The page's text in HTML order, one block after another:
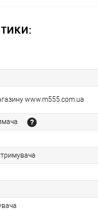
www.m555.com.ua